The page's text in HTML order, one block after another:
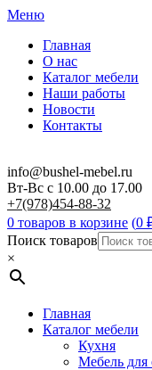
Меню
Главная
О нас
Каталог мебели
Наши работы
Новости
Контакты
info@bushel-mebel.ru
Вт-Вс c 10.00 до 17.00
+7(978)454-88-32
0 товаров в корзине (0
Поиск товаров
×
Главная
Каталог мебели
Кухня
Мебель для